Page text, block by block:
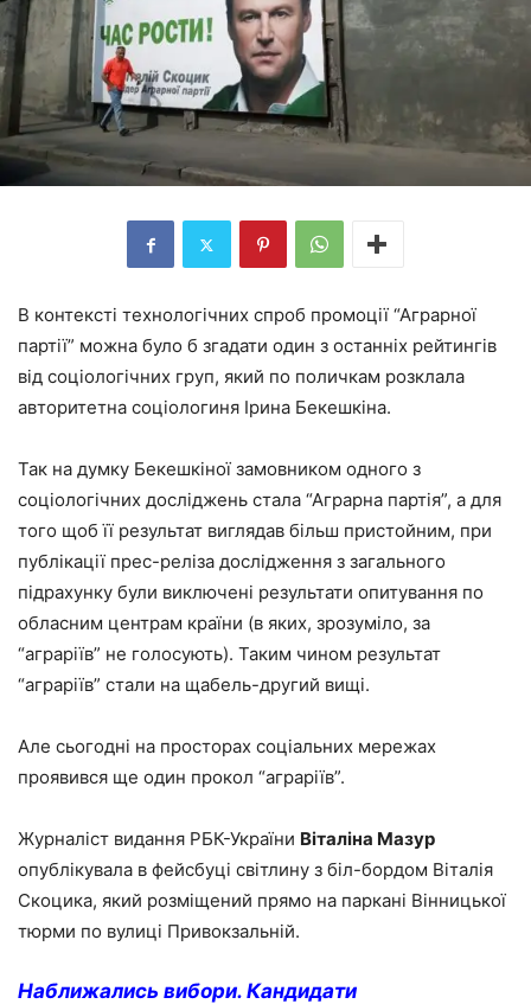
В контексті технологічних спроб промоції “Аграрної
партії” можна було б згадати один з останніх рейтингів
від соціологічних груп, який по поличкам розклала
авторитетна соціологиня Ірина Бекешкіна.
Так на думку Бекешкіної замовником одного з
соціологічних досліджень стала “Аграрна партія”, а для
того щоб її результат виглядав більш пристойним, при
публікації прес-реліза дослідження з загального
підрахунку були виключені результати опитування по
обласним центрам країни (в яких, зрозуміло, за
“аграріїв” не голосують). Таким чином результат
“аграріїв” стали на щабель-другий вищі.
Але сьогодні на просторах соціальних мережах
проявився ще один прокол “аграріїв”.
Журналіст видання РБК-України Віталіна Мазур
опублікувала в фейсбуці світлину з біл-бордом Віталія
Скоцика, який розміщений прямо на паркані Вінницької
тюрми по вулиці Привокзальній.
Наближались вибори. Кандидати